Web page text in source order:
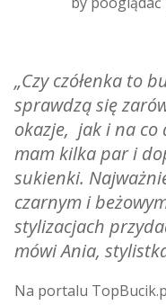
„Czy czółenka to
sprawdzą się
okazje, jak i na co
mam kilka par i
sukienki.
czarnym i
stylizacjach
mówi Ania,
Na portalu